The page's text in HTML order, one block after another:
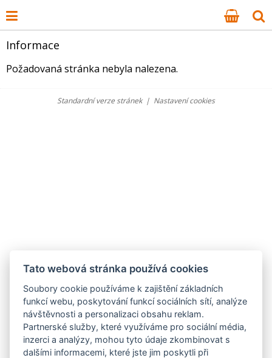
Informace
Požadovaná stránka nebyla nalezena.
Standardní verze stránek| Nastavení cookies
Tato webová stránka používá cookies
Soubory cookie používáme k zajištění základních
funkcí webu, poskytování funkcí sociálních sítí, analýze
návštěvnosti a personalizaci obsahu reklam.
Partnerské služby, které využíváme pro sociální média,
inzerci a analýzy, mohou tyto údaje zkombinovat s
dalšími informacemi, které jste jim poskytli při